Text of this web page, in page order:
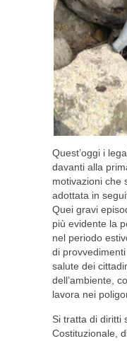
Quest’oggi i
davanti alla
motivazioni che
adottata in
Quei gravi
più evidente la
nel periodo
di
salute dei
dell’ambiente,
lavora nei
Si tratta di diritti
Costituzionale,